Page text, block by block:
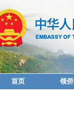
首页 领